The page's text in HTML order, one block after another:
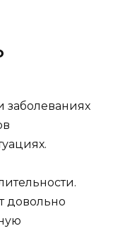
заболеваниях
довольно